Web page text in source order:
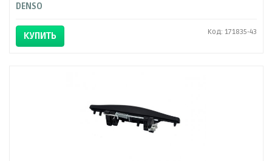
DENSO
КУПИТЬ Код: 171835-43